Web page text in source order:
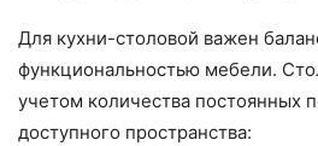
Для кухни-столовой важен
функциональностью мебели.
учетом количества постоянных
доступного пространства: